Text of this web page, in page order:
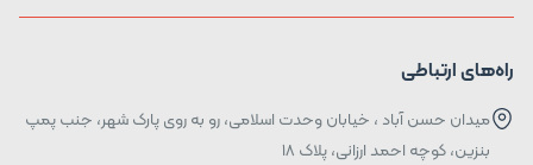
راه‌های ارتباطی
میدان حسن آباد ، خیابان وحدت اسلامی، رو به روی پارک شهر، جنب پمپ
بنزین، کوچه احمد ارزانی، پلاک ۱۸